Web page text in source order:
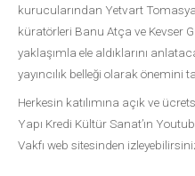
kurucularından Yetvart
küratörleri Banu Atça ve Kevser
yaklaşımla ele aldıklarını
yayıncılık belleği olarak önemini
Herkesin katılımına açık ve
Yapı Kredi Kültür Sanat’ın
Vakfı web sitesinden